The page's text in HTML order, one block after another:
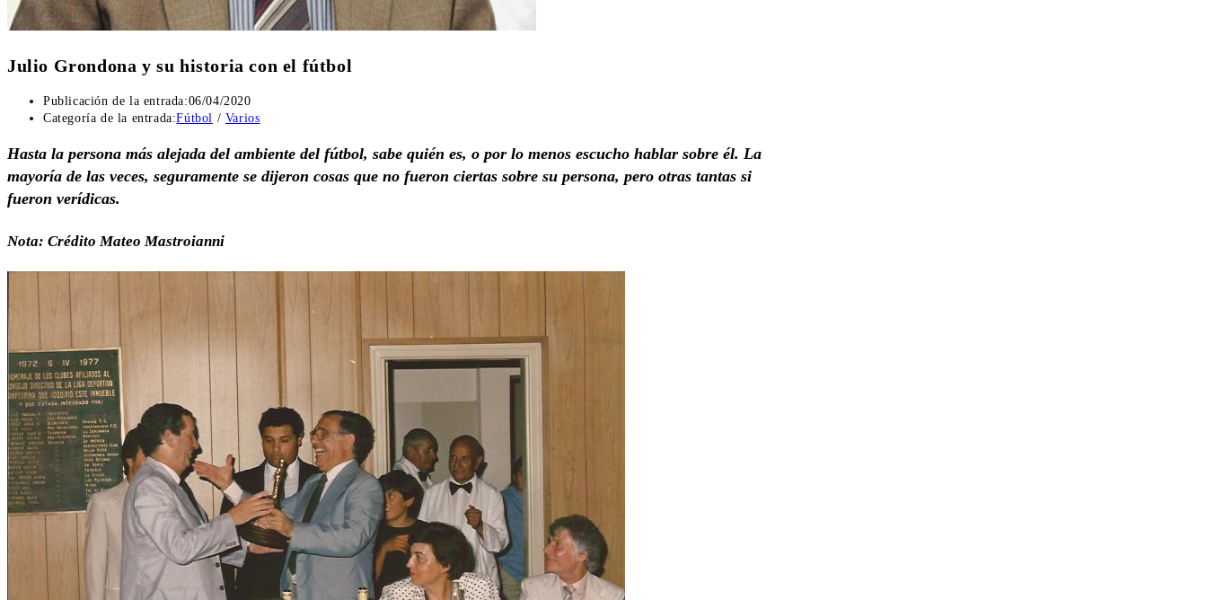
Julio Grondona y su historia con el fútbol
Publicación de la entrada:06/04/2020
Categoría de la entrada:Fútbol / Varios
Hasta la persona más alejada del ambiente del fútbol, sabe quién es, o por lo menos escucho hablar sobre él. La
mayoría de las veces, seguramente se dijeron cosas que no fueron ciertas sobre su persona, pero otras tantas si
fueron verídicas.
Nota: Crédito Mateo Mastroianni